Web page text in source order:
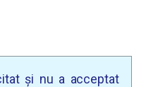
și nu a acceptat